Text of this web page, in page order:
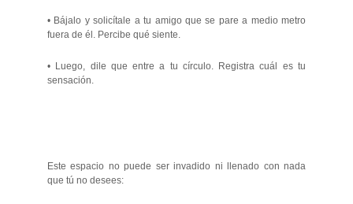
• Bájalo y solicítale a tu amigo que se pare a medio metro
fuera de él. Percibe qué siente.
• Luego, dile que entre a tu círculo. Registra cuál es tu
sensación.
Este espacio no puede ser invadido ni llenado con nada
que tú no desees: